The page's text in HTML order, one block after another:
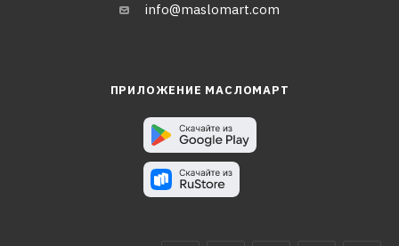
info@maslomart.com
ПРИЛОЖЕНИЕ МАСЛОМАРТ